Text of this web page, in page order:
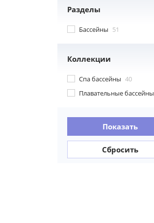
Разделы
Бассейны 51
Коллекции
Спа бассейны 40
Плавательные бассейны
Показать
Сбросить